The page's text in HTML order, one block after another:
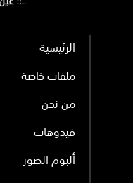
الرئيسية
ملفات خاصة
من نحن
فيدوهات
ألبوم الصور